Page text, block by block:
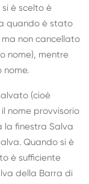
è scelto è
quando è stato
ma non cancellato
nome), mentre
nome.
(cioè
nome provvisorio
la finestra Salva
Quando si è
è sufficiente
della Barra di